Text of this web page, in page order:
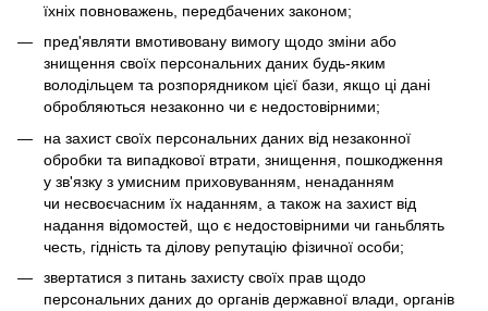
їхніх повноважень, передбачених законом;
пред'являти вмотивовану вимогу щодо зміни або
знищення своїх персональних даних будь-яким
володільцем та розпорядником цієї бази, якщо ці дані
обробляються незаконно чи є недостовірними;
на захист своїх персональних даних від незаконної
обробки та випадкової втрати, знищення, пошкодження
у зв'язку з умисним приховуванням, ненаданням
чи несвоєчасним їх наданням, а також на захист від
надання відомостей, що є недостовірними чи ганьблять
честь, гідність та ділову репутацію фізичної особи;
звертатися з питань захисту своїх прав щодо
персональних даних до органів державної влади, органів